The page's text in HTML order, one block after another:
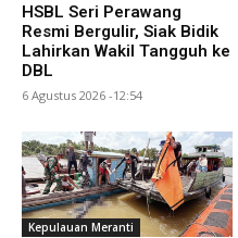
HSBL Seri Perawang
Resmi Bergulir, Siak Bidik
Lahirkan Wakil Tangguh ke
DBL
6 Agustus 2026 -12:54
Kepulauan Meranti